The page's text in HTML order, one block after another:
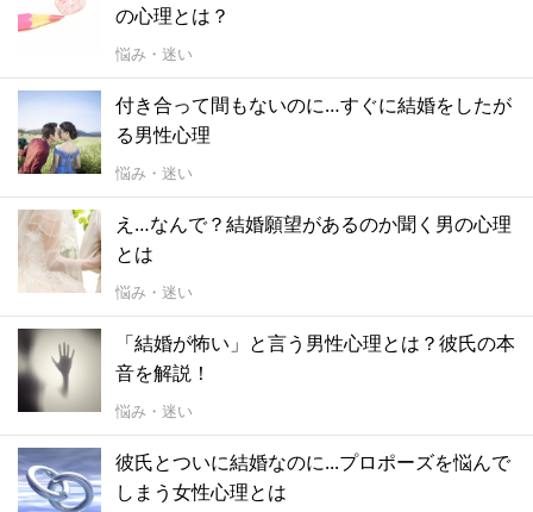
の心理とは？
悩み・迷い
付き合って間もないのに…すぐに結婚をしたが
る男性心理
悩み・迷い
え…なんで？結婚願望があるのか聞く男の心理
とは
悩み・迷い
「結婚が怖い」と言う男性心理とは？彼氏の本
音を解説！
悩み・迷い
彼氏とついに結婚なのに...プロポーズを悩んで
しまう女性心理とは